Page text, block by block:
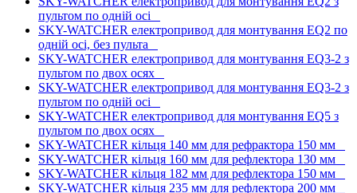
пультом по одній осі
SKY-WATCHER електропривод для монтування EQ2 по
одній осі, без пульта
SKY-WATCHER електропривод для монтування EQ3-2 з
пультом по двох осях
SKY-WATCHER електропривод для монтування EQ3-2 з
пультом по одній осі
SKY-WATCHER електропривод для монтування EQ5 з
пультом по двох осях
SKY-WATCHER кільця 140 мм для рефрактора 150 мм
SKY-WATCHER кільця 160 мм для рефлектора 130 мм
SKY-WATCHER кільця 182 мм для рефлектора 150 мм
SKY-WATCHER кільця 235 мм для рефлектора 200 мм